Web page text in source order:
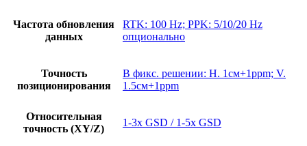
Частота обновления
данных
RTK: 100 Hz; PPK: 5/10/20 Hz
опционально
Точность
позиционирования
В фикс. решении: H. 1см+1ppm; V.
1.5см+1ppm
Относительная
точность (XY/Z)
1-3x GSD / 1-5x GSD